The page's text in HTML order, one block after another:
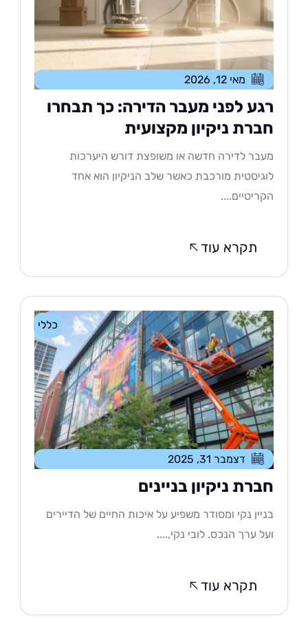
מאי 12, 2026
לפני מעבר הדירה: כך תבחרו
ניקיון מקצועית
לדירה חדשה או משופצת דורש היערכות
מורכבת כאשר שלב הניקיון הוא אחד
תקרא עוד
כללי
דצמבר 31, 2025
ניקיון בניינים
נקי ומסודר משפיע על איכות החיים של הדיירים
ערך הנכס. לובי נקי,....
תקרא עוד